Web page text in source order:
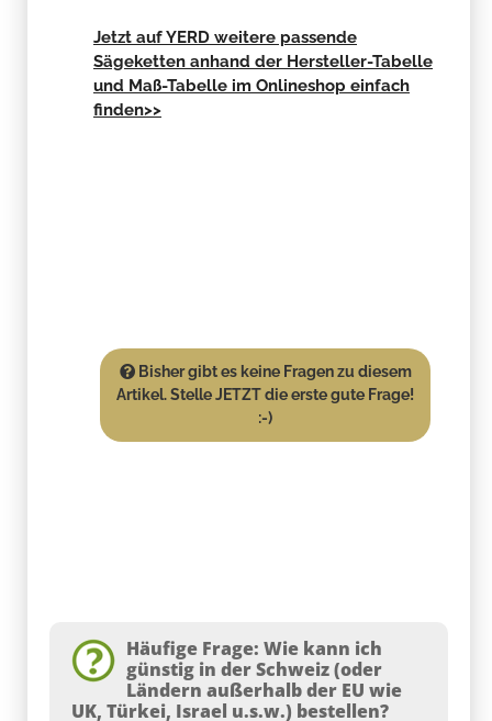
Jetzt auf YERD weitere passende
Sägeketten anhand der Hersteller-Tabelle
und Maß-Tabelle im Onlineshop einfach
finden>>
Bisher gibt es keine Fragen zu diesem
Artikel. Stelle JETZT die erste gute Frage!
:-)
Häufige Frage: Wie kann ich
günstig in der Schweiz (oder
Ländern außerhalb der EU wie
UK, Türkei, Israel u.s.w.) bestellen?